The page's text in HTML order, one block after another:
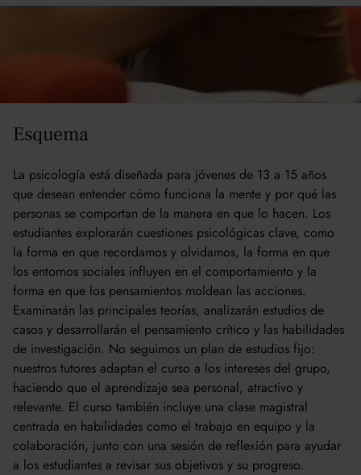
Aprendizaje
Esquema
La psicología está diseñada para jóvenes de 13 a 15 años
que desean entender cómo funciona la mente y por qué las
personas se comportan de la manera en que lo hacen. Los
estudiantes explorarán cuestiones psicológicas clave, como
la forma en que recordamos y olvidamos, la forma en que
los entornos sociales influyen en el comportamiento y la
forma en que los pensamientos moldean las acciones.
Examinarán las principales teorías, analizarán estudios de
casos y desarrollarán el pensamiento crítico y las habilidades
de investigación. No seguimos un plan de estudios fijo:
nuestros tutores adaptan el curso a los intereses del grupo,
haciendo que el aprendizaje sea personal, atractivo y
relevante. El curso también incluye una clase magistral
centrada en habilidades como el trabajo en equipo y la
colaboración, junto con una sesión de reflexión para ayudar
a los estudiantes a revisar sus objetivos y su progreso.